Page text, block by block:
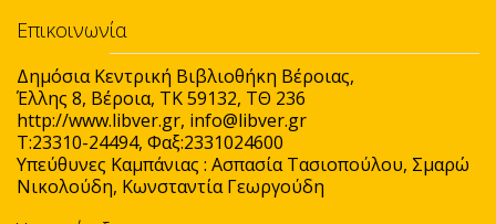
Επικοινωνία
Δημόσια Κεντρική Βιβλιοθήκη Βέροιας,
Έλλης 8, Βέροια, ΤΚ 59132, ΤΘ 236
http://www.libver.gr, info@libver.gr
T:23310-24494, Φαξ:2331024600
Υπεύθυνες Καμπάνιας : Ασπασία Τασιοπούλου, Σμαρώ
Νικολούδη, Κωνσταντία Γεωργούδη